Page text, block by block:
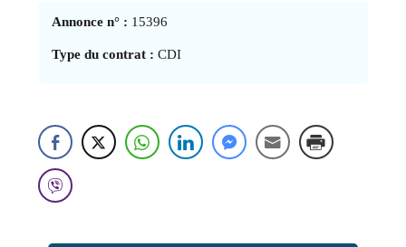
Annonce n° : 15396
Type du contrat : CDI